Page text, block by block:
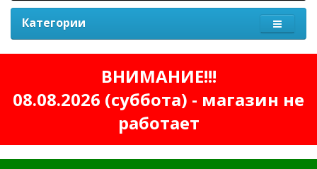
Категории
ВНИМАНИЕ!!!
08.08.2026 (суббота) - магазин не
работает